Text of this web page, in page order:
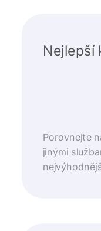
Nejlepší
Porovnejte
jinými